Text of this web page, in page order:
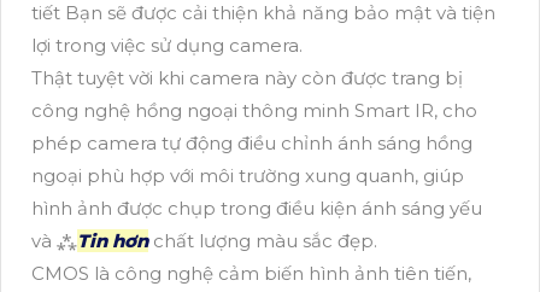
tiết Bạn sẽ được cải thiện khả năng bảo mật và tiện
lợi trong việc sử dụng camera.
Thật tuyệt vời khi camera này còn được trang bị
công nghệ hồng ngoại thông minh Smart IR, cho
phép camera tự động điều chỉnh ánh sáng hồng
ngoại phù hợp với môi trường xung quanh, giúp
hình ảnh được chụp trong điều kiện ánh sáng yếu
và ⁂Tin hơnchất lượng màu sắc đẹp.
CMOS là công nghệ cảm biến hình ảnh tiên tiến,